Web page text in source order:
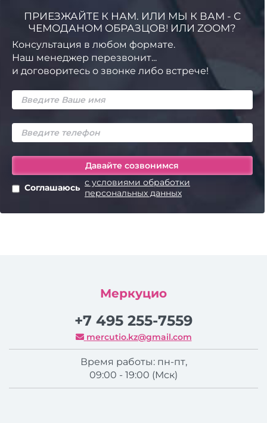
ПРИЕЗЖАЙТЕ К НАМ. ИЛИ МЫ К ВАМ - С
ЧЕМОДАНОМ ОБРАЗЦОВ! ИЛИ ZOOM?
Консультация в любом формате.
Наш менеджер перезвонит...
и договоритесь о звонке либо встрече!
Соглашаюсь с условиями обработки
персональных данных
Меркуцио
+7 495 255-7559
mercutio.kz@gmail.com
Время работы: пн-пт,
09:00 - 19:00 (Мск)